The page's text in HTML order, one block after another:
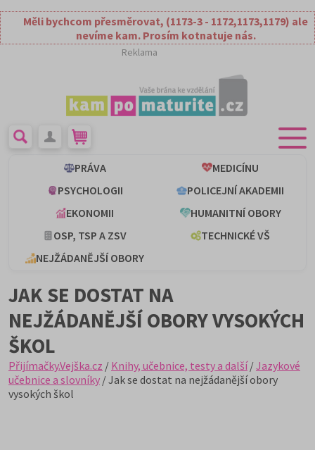
Měli bychcom přesměrovat, (1173-3 - 1172,1173,1179) ale
nevíme kam. Prosím kotnatuje nás.
Reklama
PRÁVA
MEDICÍNU
PSYCHOLOGII
POLICEJNÍ AKADEMII
EKONOMII
HUMANITNÍ OBORY
OSP, TSP A ZSV
TECHNICKÉ VŠ
NEJŽÁDANĚJŠÍ OBORY
JAK SE DOSTAT NA
NEJŽÁDANĚJŠÍ OBORY VYSOKÝCH
ŠKOL
Přijímačky.Vejška.cz / Knihy, učebnice, testy a další/Jazykové
učebnice a slovníky / Jak se dostat na nejžádanější obory
vysokých škol